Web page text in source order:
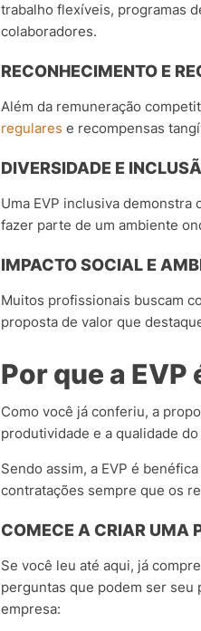
trabalho flexíveis, programas
colaboradores.
RECONHECIMENTO E
Além da remuneração
regulares e recompensas
DIVERSIDADE E
Uma EVP inclusiva
fazer parte de um ambiente
IMPACTO SOCIAL E
Muitos profissionais buscam
proposta de valor que
Por que a
Como você já conferiu, a
produtividade e a qualidade
Sendo assim, a EVP é
contratações sempre que os
COMECE A CRIAR UMA
Se você leu até aqui, já
perguntas que podem ser seu
empresa: